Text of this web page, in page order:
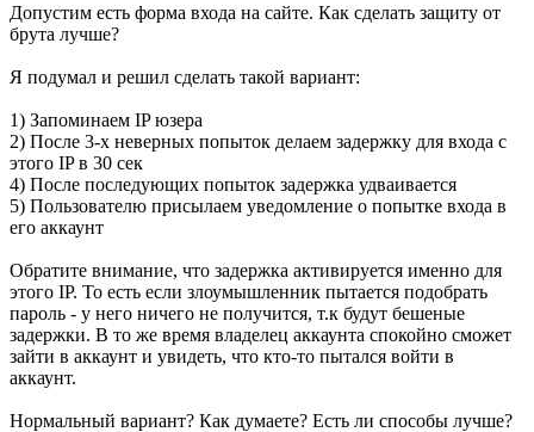
Допустим есть форма входа на сайте. Как сделать защиту от
брута лучше?
Я подумал и решил сделать такой вариант:
1) Запоминаем IP юзера
2) После 3-х неверных попыток делаем задержку для входа с
этого IP в 30 сек
4) После последующих попыток задержка удваивается
5) Пользователю присылаем уведомление о попытке входа в
его аккаунт
Обратите внимание, что задержка активируется именно для
этого IP. То есть если злоумышленник пытается подобрать
пароль - у него ничего не получится, т.к будут бешеные
задержки. В то же время владелец аккаунта спокойно сможет
зайти в аккаунт и увидеть, что кто-то пытался войти в
аккаунт.
Нормальный вариант? Как думаете? Есть ли способы лучше?